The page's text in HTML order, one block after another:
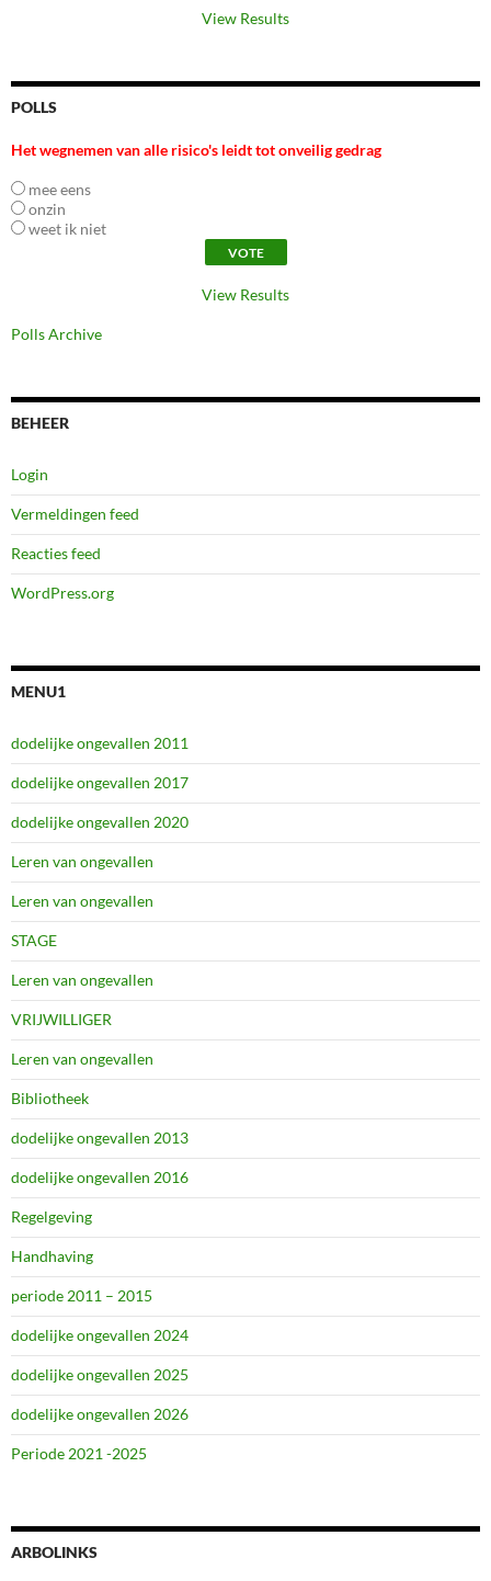
View Results
POLLS
Het wegnemen van alle risico's leidt tot onveilig gedrag
mee eens
onzin
weet ik niet
View Results
Polls Archive
BEHEER
Login
Vermeldingen feed
Reacties feed
WordPress.org
MENU1
dodelijke ongevallen 2011
dodelijke ongevallen 2017
dodelijke ongevallen 2020
Leren van ongevallen
Leren van ongevallen
STAGE
Leren van ongevallen
VRIJWILLIGER
Leren van ongevallen
Bibliotheek
dodelijke ongevallen 2013
dodelijke ongevallen 2016
Regelgeving
Handhaving
periode 2011 – 2015
dodelijke ongevallen 2024
dodelijke ongevallen 2025
dodelijke ongevallen 2026
Periode 2021 -2025
ARBOLINKS